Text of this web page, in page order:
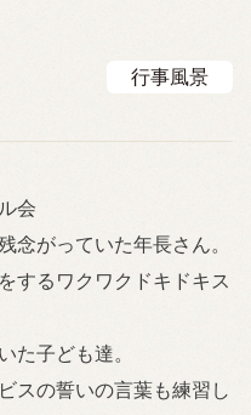
行事風景
会
念がっていた年長さん。
するワクワクドキドキス
た子ども達。
スの誓いの言葉も練習し